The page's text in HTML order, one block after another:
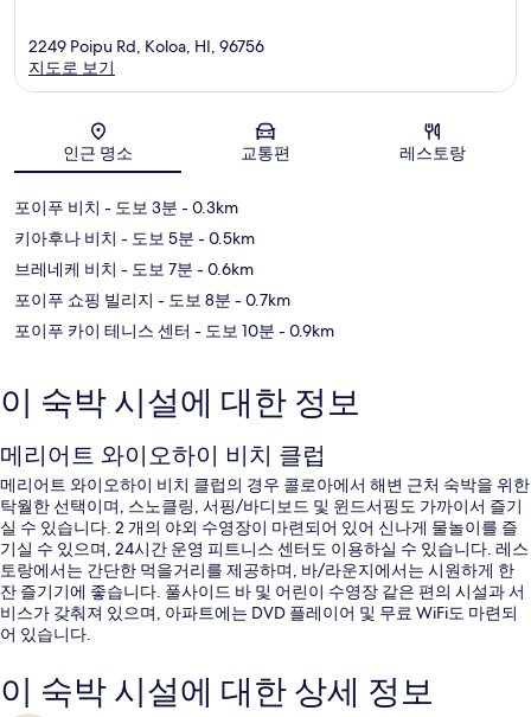
지도
2249 Poipu Rd, Koloa, HI, 96756
지도로 보기
인근 명소 교통편 레스토랑
포이푸 비치 - 도보 3분 - 0.3km
키아후나 비치 - 도보 5분 - 0.5km
브레네케 비치 - 도보 7분 - 0.6km
포이푸 쇼핑 빌리지 - 도보 8분 - 0.7km
포이푸 카이 테니스 센터 - 도보 10분 - 0.9km
이 숙박 시설에 대한 정보
메리어트 와이오하이 비치 클럽
메리어트 와이오하이 비치 클럽의 경우 콜로아에서 해변 근처 숙박을 위한
탁월한 선택이며, 스노클링, 서핑/바디보드 및 윈드서핑도 가까이서 즐기
실 수 있습니다. 2 개의 야외 수영장이 마련되어 있어 신나게 물놀이를 즐
기실 수 있으며, 24시간 운영 피트니스 센터도 이용하실 수 있습니다. 레스
토랑에서는 간단한 먹을거리를 제공하며, 바/라운지에서는 시원하게 한
잔 즐기기에 좋습니다. 풀사이드 바 및 어린이 수영장 같은 편의 시설과 서
비스가 갖춰져 있으며, 아파트에는 DVD 플레이어 및 무료 WiFi도 마련되
어 있습니다.
이 숙박 시설에 대한 상세 정보